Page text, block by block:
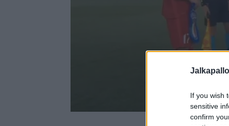
If you wish
sensitive
confirm